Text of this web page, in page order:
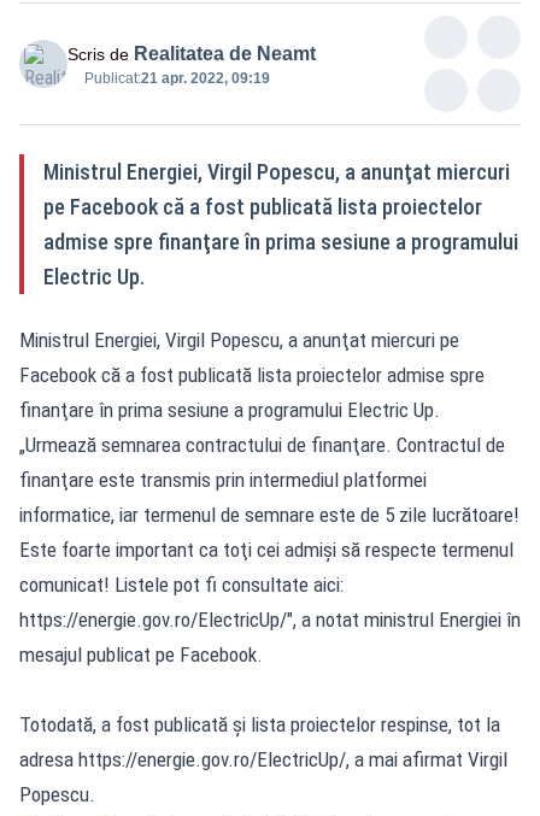
Scris de Realitatea de Neamt
Publicat:21 apr. 2022, 09:19
Ministrul Energiei, Virgil Popescu, a anunţat miercuri
pe Facebook că a fost publicată lista proiectelor
admise spre finanţare în prima sesiune a programului
Electric Up.
Ministrul Energiei, Virgil Popescu, a anunţat miercuri pe
Facebook că a fost publicată lista proiectelor admise spre
finanţare în prima sesiune a programului Electric Up.
„Urmează semnarea contractului de finanţare. Contractul de
finanţare este transmis prin intermediul platformei
informatice, iar termenul de semnare este de 5 zile lucrătoare!
Este foarte important ca toţi cei admişi să respecte termenul
comunicat! Listele pot fi consultate aici:
https://energie.gov.ro/ElectricUp/", a notat ministrul Energiei în
mesajul publicat pe Facebook.
Totodată, a fost publicată şi lista proiectelor respinse, tot la
adresa https://energie.gov.ro/ElectricUp/, a mai afirmat Virgil
Popescu.